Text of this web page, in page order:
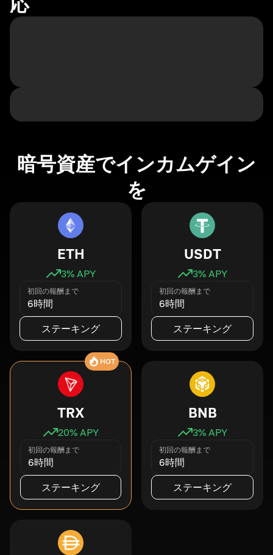
暗号資産でインカムゲイン
を
ETH
3% APY
初回の報酬まで
6時間
ステーキング
USDT
3% APY
初回の報酬まで
6時間
ステーキング
HOT
TRX
20% APY
初回の報酬まで
6時間
ステーキング
BNB
3% APY
初回の報酬まで
6時間
ステーキング